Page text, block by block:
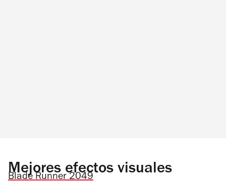
Mejores efectos visuales
Blade Runner 2049